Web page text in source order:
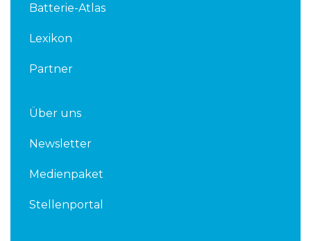
Batterie-Atlas
Lexikon
Partner
Über uns
Newsletter
Medienpaket
Stellenportal